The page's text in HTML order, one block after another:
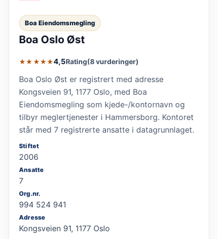
Boa Eiendomsmegling
Boa Oslo Øst
★★★★★4,5Rating(8 vurderinger)
Boa Oslo Øst er registrert med adresse
Kongsveien 91, 1177 Oslo, med Boa
Eiendomsmegling som kjede-/kontornavn og
tilbyr meglertjenester i Hammersborg. Kontoret
står med 7 registrerte ansatte i datagrunnlaget.
Stiftet
2006
Ansatte
7
Org.nr.
994 524 941
Adresse
Kongsveien 91, 1177 Oslo